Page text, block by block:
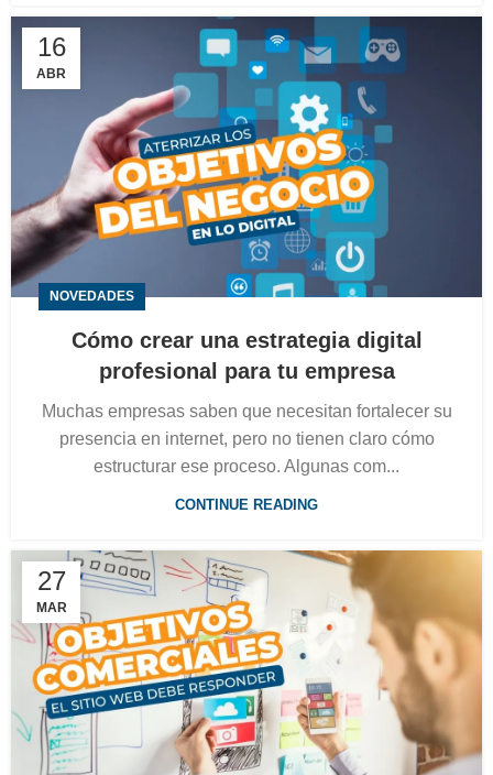
16
ABR
NOVEDADES
Cómo crear una estrategia digital
profesional para tu empresa
Muchas empresas saben que necesitan fortalecer su
presencia en internet, pero no tienen claro cómo
estructurar ese proceso. Algunas com...
CONTINUE READING
27
MAR